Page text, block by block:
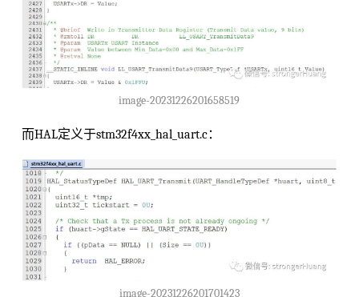
image-20231226201658519
而HAL定义于stm32f4xx_hal_uart.c：
image-20231226201701423